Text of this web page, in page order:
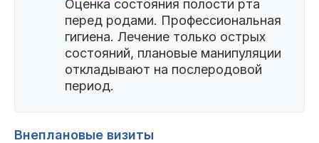
Оценка состояния полости рта
перед родами. Профессиональная
гигиена. Лечение только острых
состояний, плановые манипуляции
откладывают на послеродовой
период.
Внеплановые визиты